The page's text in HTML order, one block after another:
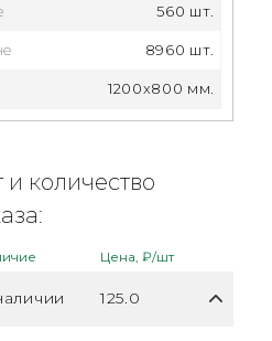
560 шт.
8960 шт.
1200х800 мм.
количество
Цена, ₽/шт
125.0